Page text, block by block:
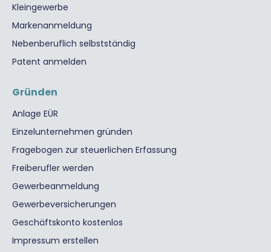
Kleingewerbe
Markenanmeldung
Nebenberuflich selbstständig
Patent anmelden
Gründen
Anlage EÜR
Einzelunternehmen gründen
Fragebogen zur steuerlichen Erfassung
Freiberufler werden
Gewerbeanmeldung
Gewerbeversicherungen
Geschäftskonto kostenlos
Impressum erstellen